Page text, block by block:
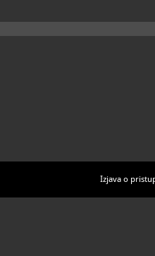
Izjava o